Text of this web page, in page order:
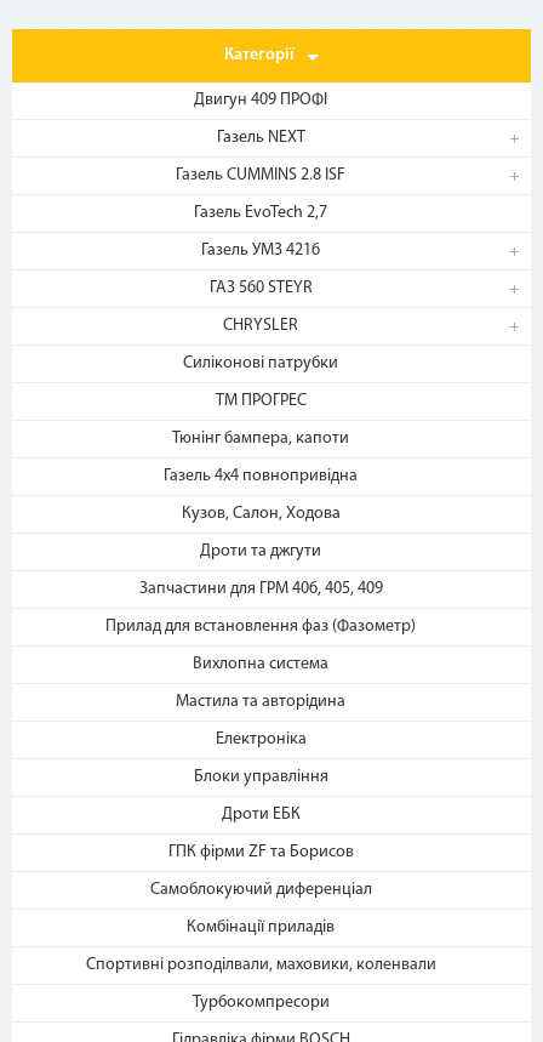
Категорії
Двигун 409 ПРОФІ
Газель NEXT
Газель CUMMINS 2.8 ISF
Газель EvoTech 2,7
Газель УМЗ 4216
ГАЗ 560 STEYR
CHRYSLER
Силіконові патрубки
ТМ ПРОГРЕС
Тюнінг бампера, капоти
Газель 4х4 повнопривідна
Кузов, Салон, Ходова
Дроти та джгути
Запчастини для ГРМ 406, 405, 409
Прилад для встановлення фаз (Фазометр)
Вихлопна система
Мастила та авторідина
Електроніка
Блоки управління
Дроти ЕБК
ГПК фірми ZF та Борисов
Самоблокуючий диференціал
Комбінації приладів
Спортивні розподілвали, маховики, коленвали
Турбокомпресори
на b2motor.com и положите
2. Выберите способ оплаты –
«Мгновенная рассрочка»
3. Укажите количество
платежей и совершите
спишется первый платеж